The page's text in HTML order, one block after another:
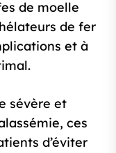
de moelle
de fer
et à
sévère et
ces
d’éviter